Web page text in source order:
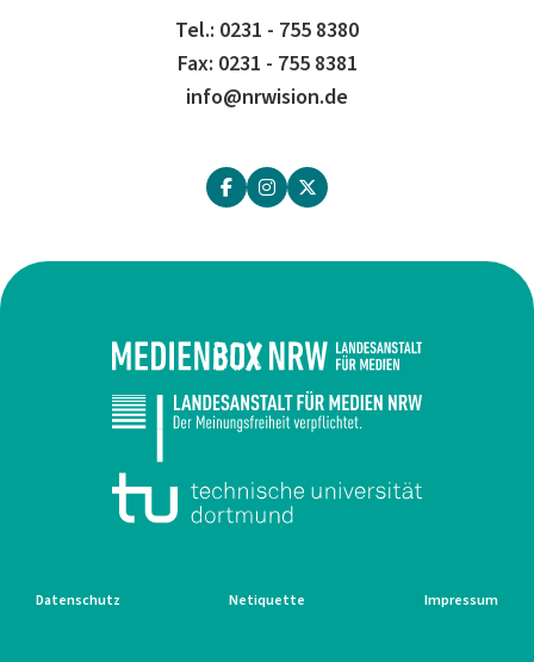
Tel.: 0231 - 755 8380
Fax: 0231 - 755 8381
info@nrwision.de
Datenschutz Netiquette Impressum